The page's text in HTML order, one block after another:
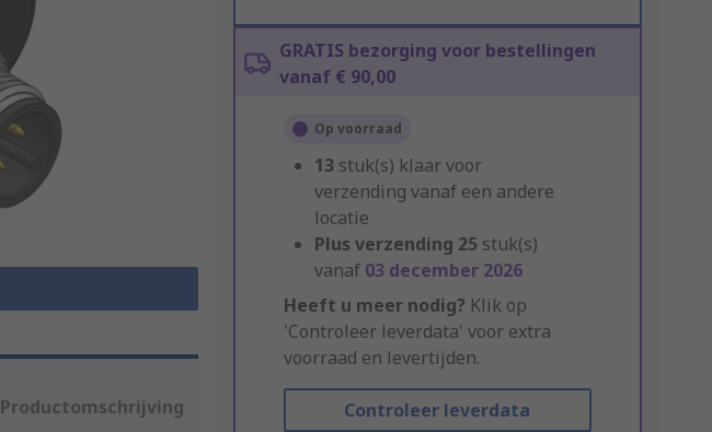
GRATIS bezorging voor bestellingen
vanaf € 90,00
Op voorraad
13 stuk(s) klaar voor
verzending vanaf een andere
locatie
Plus verzending 25 stuk(s)
vanaf 03 december 2026
Heeft u meer nodig? Klik op
'Controleer leverdata' voor extra
voorraad en levertijden.
Controleer leverdata
Productomschrijving